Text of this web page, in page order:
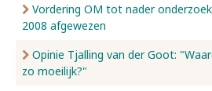
Vordering OM tot nader
2008 afgewezen
Opinie Tjalling van der Goot:
zo moeilijk?"